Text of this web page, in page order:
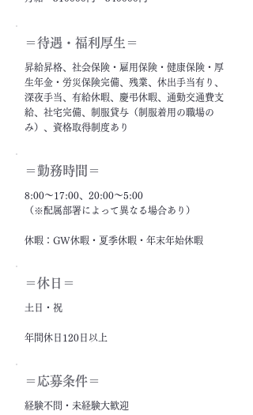
＝​待遇・福利厚生＝
昇給昇格、社会保険・雇用保険・健康保険・厚
生年金・労災保険完備、残業、休出手当有り、
深夜手当、有給休暇、慶弔休暇、通勤交通費支
給、社宅完備、制服貸与（制服着用の職場の
み）、資格取得制度あり
＝勤務時間＝
8:00～17:00、20:00～5:00
（※配属部署によって異なる場合あり）
休暇：GW休暇・夏季休暇・年末年始休暇
＝休日＝
土日・祝
年間休日120日以上
＝応募条件＝
経験不問・未経験大歓迎